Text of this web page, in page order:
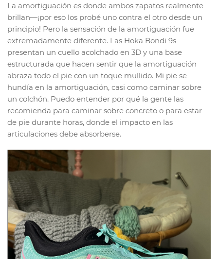
La amortiguación es donde ambos zapatos realmente
brillan—¡por eso los probé uno contra el otro desde un
principio! Pero la sensación de la amortiguación fue
extremadamente diferente. Las Hoka Bondi 9s
presentan un cuello acolchado en 3D y una base
estructurada que hacen sentir que la amortiguación
abraza todo el pie con un toque mullido. Mi pie se
hundía en la amortiguación, casi como caminar sobre
un colchón. Puedo entender por qué la gente las
recomienda para caminar sobre concreto o para estar
de pie durante horas, donde el impacto en las
articulaciones debe absorberse.